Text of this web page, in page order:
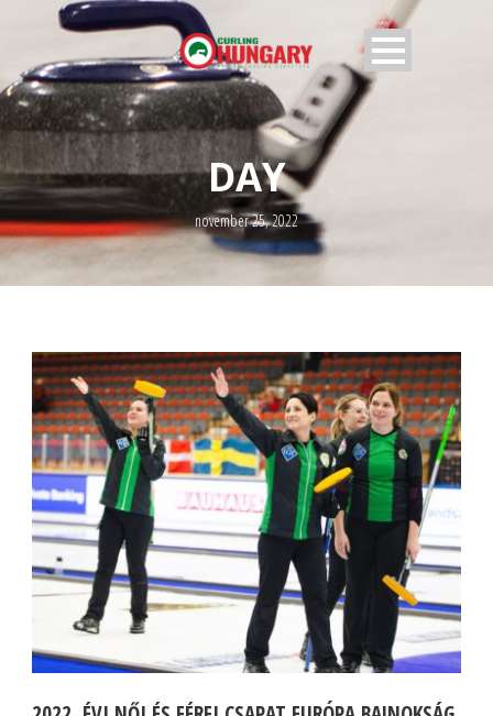
DAY
november 25, 2022